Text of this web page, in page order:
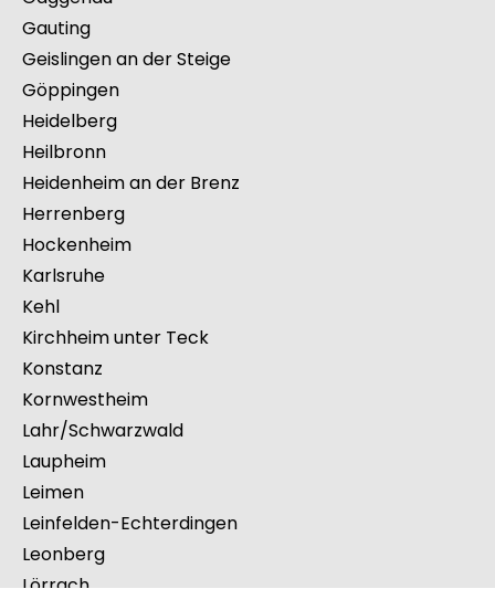
Friedrichshafen
Freudenstadt
Gaggenau
Gauting
Geislingen an der Steige
Göppingen
Heidelberg
Heilbronn
Heidenheim an der Brenz
Herrenberg
Hockenheim
Karlsruhe
Kehl
Kirchheim unter Teck
Konstanz
Kornwestheim
Lahr/Schwarzwald
Laupheim
Leimen